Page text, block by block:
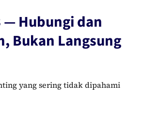
— Hubungi dan
Bukan Langsung
yang sering tidak dipahami